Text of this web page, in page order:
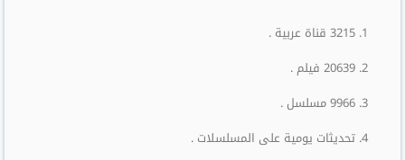
3215 قناة عربية .
20639 فيلم .
9966 مسلسل .
تحديثات يومية على المسلسلات .